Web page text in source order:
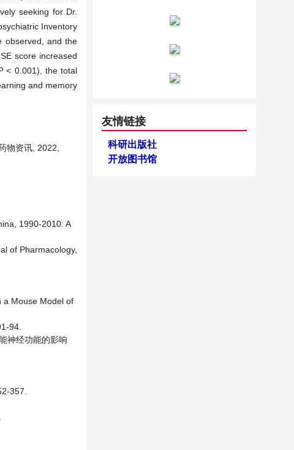
seeking for Dr.
Inventory
observed, and the
score increased
< 0.001), the total
and memory
物资讯, 2022,
1990-2010: A
of Pharmacology,
a Mouse Model of
94.
神经功能的影响
357.
友情链接
科研出版社
开放图书馆